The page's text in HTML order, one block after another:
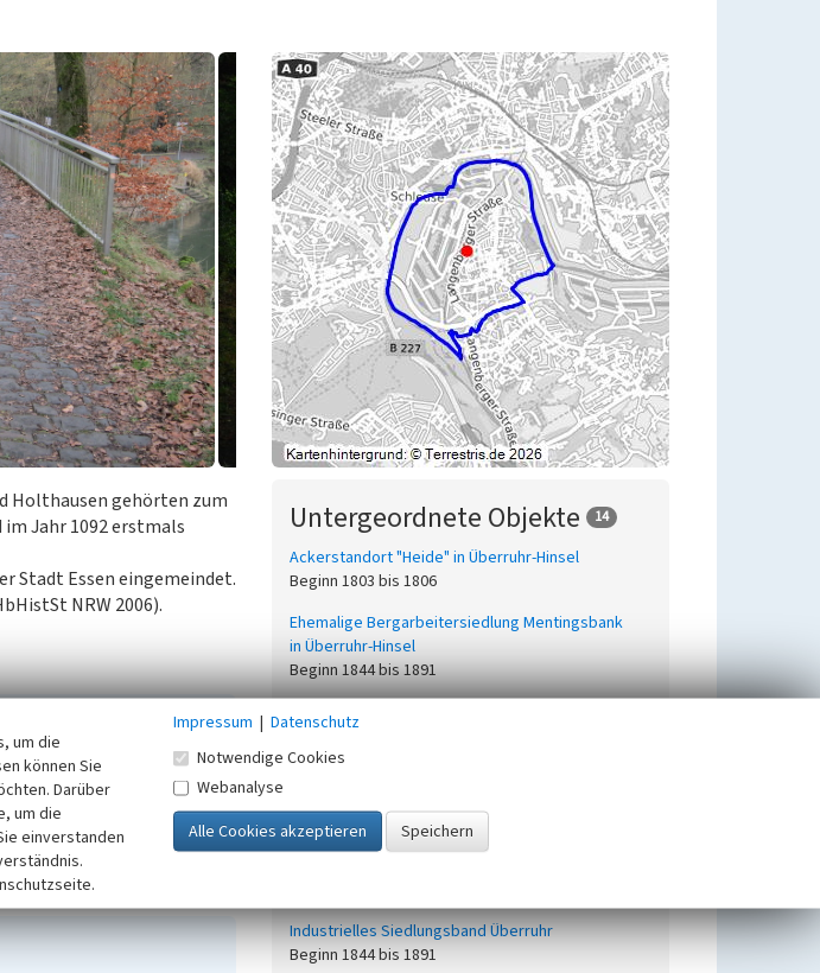
Holthausen gehörten zum
Jahr 1092 erstmals
Stadt Essen eingemeindet.
NRW 2006).
Stätten
Taschenausgabe,
Untergeordnete Objekte 14
Ackerstandort "Heide" in Überruhr-Hinsel
Beginn 1803 bis 1806
Ehemalige Bergarbeitersiedlung Mentingsbank
in Überruhr-Hinsel
Beginn 1844 bis 1891
Ehemalige Bergarbeitersiedlungen Überruhr-
Beginn 1950 bis 1956
Beginn 101 bis 200, Ende 301 bis 400
Industrielles Siedlungsband Überruhr
Beginn 1844 bis 1891
um die
können Sie
Darüber
um die
einverstanden
Impressum | Datenschutz
Notwendige Cookies
Webanalyse